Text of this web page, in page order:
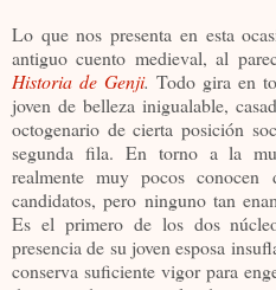
Lo que nos presenta en esta
antiguo cuento medieval, al
Historia de Genji. Todo gira en
joven de belleza inigualable,
octogenario de cierta posición
segunda fila. En torno a la
realmente muy pocos conocen
candidatos, pero ninguno tan
Es el primero de los dos
presencia de su joven esposa
conserva suficiente vigor para